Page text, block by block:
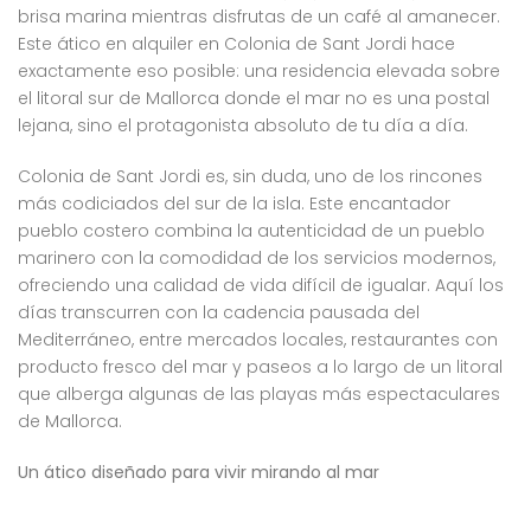
brisa marina mientras disfrutas de un café al amanecer.
Este ático en alquiler en Colonia de Sant Jordi hace
exactamente eso posible: una residencia elevada sobre
el litoral sur de Mallorca donde el mar no es una postal
lejana, sino el protagonista absoluto de tu día a día.
Colonia de Sant Jordi es, sin duda, uno de los rincones
más codiciados del sur de la isla. Este encantador
pueblo costero combina la autenticidad de un pueblo
marinero con la comodidad de los servicios modernos,
ofreciendo una calidad de vida difícil de igualar. Aquí los
días transcurren con la cadencia pausada del
Mediterráneo, entre mercados locales, restaurantes con
producto fresco del mar y paseos a lo largo de un litoral
que alberga algunas de las playas más espectaculares
de Mallorca.
Un ático diseñado para vivir mirando al mar